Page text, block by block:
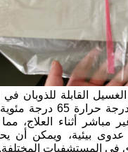
القابلة للذوبان
للعلاج الطبي عند درجة
مباشر أثناء العلاج،
عدوى بيئية، ويمكن أن
في المستشفيات المختلفة.